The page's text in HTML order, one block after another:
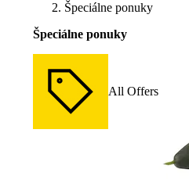
Špeciálne ponuky
Špeciálne ponuky
All Offers